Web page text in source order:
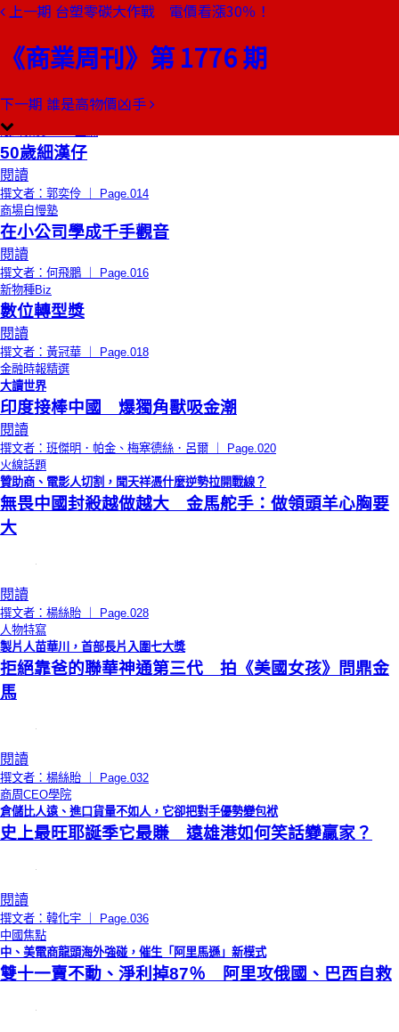
上一期 台塑零碳大作戰 電價看漲30％！
《商業周刊》第 1776 期
下一期 誰是高物價凶手
本期目錄
總編輯的話
我家隔壁是晶圓廠
閱讀
撰文者：曠文琪 ｜ Page.012
限時免費
50歲細漢仔
閱讀
撰文者：郭奕伶 ｜ Page.014
商場自慢塾
在小公司學成千手觀音
閱讀
撰文者：何飛鵬 ｜ Page.016
新物種Biz
數位轉型獎
閱讀
撰文者：黃冠華 ｜ Page.018
金融時報精選
大讀世界
印度接棒中國 爆獨角獸吸金潮
閱讀
撰文者：班傑明．帕金、梅塞德絲．呂爾 ｜ Page.020
火線話題
贊助商、電影人切割，聞天祥憑什麼逆勢拉開戰線？
無畏中國封殺越做越大 金馬舵手：做領頭羊心胸要
大
閱讀
撰文者：楊絲貽 ｜ Page.028
人物特寫
製片人苗華川，首部長片入圍七大獎
拒絕靠爸的聯華神通第三代 拍《美國女孩》問鼎金
馬
閱讀
撰文者：楊絲貽 ｜ Page.032
商周CEO學院
倉儲比人遠、進口貨量不如人，它卻把對手優勢變包袱
史上最旺耶誕季它最賺 遠雄港如何笑話變贏家？
閱讀
撰文者：韓化宇 ｜ Page.036
中國焦點
中、美電商龍頭海外強碰，催生「阿里馬遜」新模式
雙十一賣不動、淨利掉87％ 阿里攻俄國、巴西自救